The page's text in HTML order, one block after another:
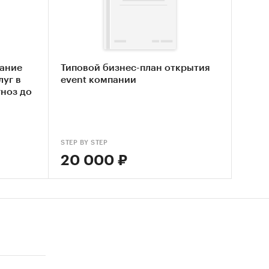
в
до
Типовой бизнес-план открытия
event компании
STEP BY STEP
20 000 ₽